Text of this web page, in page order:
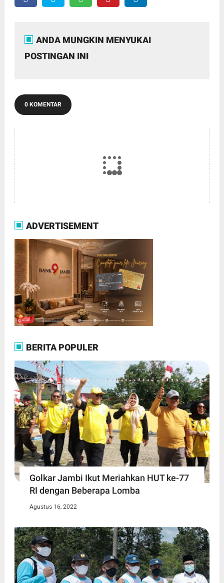
ANDA MUNGKIN MENYUKAI
POSTINGAN INI
0 KOMENTAR
ADVERTISEMENT
BERITA POPULER
Golkar Jambi Ikut Meriahkan HUT ke-77
RI dengan Beberapa Lomba
Agustus 16, 2022